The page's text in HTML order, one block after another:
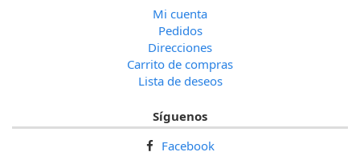
Mi cuenta
Pedidos
Direcciones
Carrito de compras
Lista de deseos
Síguenos
Facebook